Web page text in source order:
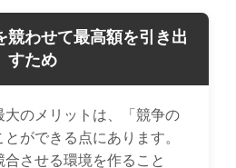
競わせて最高額を引き出
すため
大のメリットは、「競争の
ができる点にあります。
させる環境を作ること